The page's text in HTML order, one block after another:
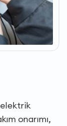
elektrik
onarımı,